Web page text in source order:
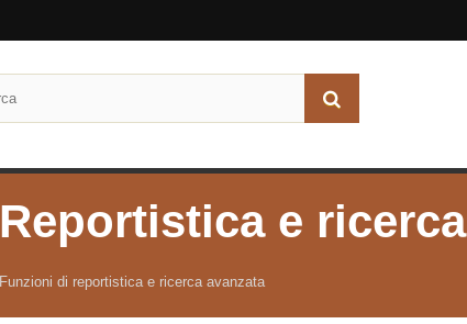
Reportistica e ricerca
Funzioni di reportistica e ricerca avanzata